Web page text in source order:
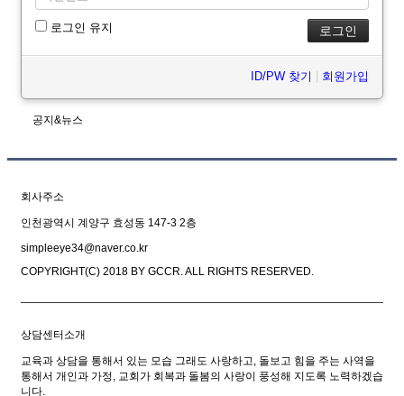
로그인 유지
ID/PW 찾기 회원가입
공지&뉴스
회사주소
인천광역시 계양구 효성동 147-3 2층
simpleeye34@naver.co.kr
COPYRIGHT(C) 2018 BY GCCR. ALL RIGHTS RESERVED.
상담센터소개
교육과 상담을 통해서 있는 모습 그래도 사랑하고, 돌보고 힘을 주는 사역을
통해서 개인과 가정, 교회가 회복과 돌봄의 사랑이 풍성해 지도록 노력하겠습
니다.